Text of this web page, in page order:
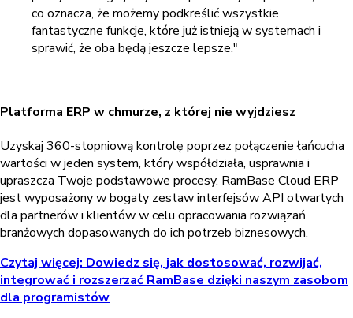
co oznacza, że możemy podkreślić wszystkie
fantastyczne funkcje, które już istnieją w systemach i
sprawić, że oba będą jeszcze lepsze."
Platforma ERP w chmurze, z której nie wyjdziesz
Uzyskaj 360-stopniową kontrolę poprzez połączenie łańcucha
wartości w jeden system, który współdziała, usprawnia i
upraszcza Twoje podstawowe procesy. RamBase Cloud ERP
jest wyposażony w bogaty zestaw interfejsów API otwartych
dla partnerów i klientów w celu opracowania rozwiązań
branżowych dopasowanych do ich potrzeb biznesowych.
Czytaj więcej: Dowiedz się, jak dostosować, rozwijać,
integrować i rozszerzać RamBase dzięki naszym zasobom
dla programistów